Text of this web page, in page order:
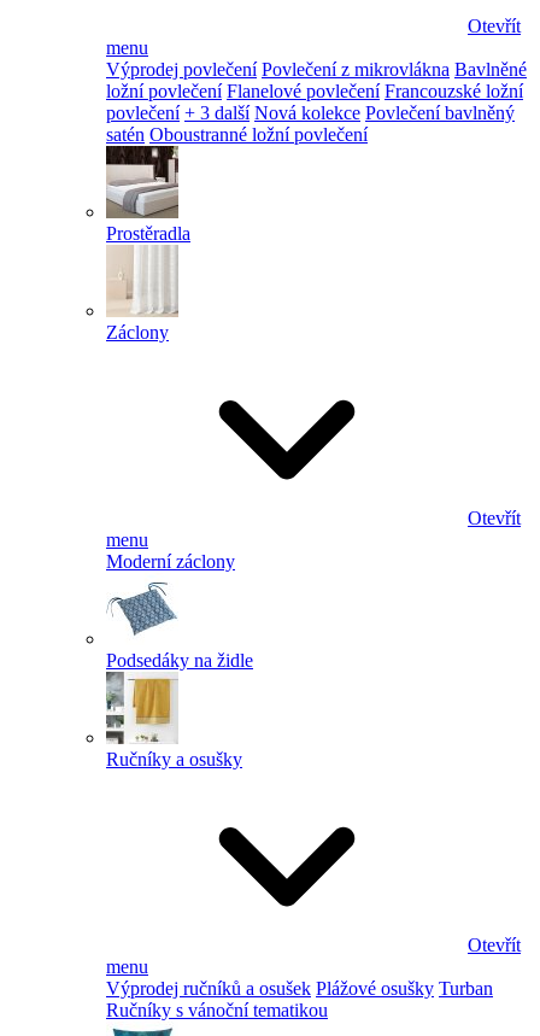
Otevřít
menu
Výprodej povlečení Povlečení z mikrovlákna Bavlněné
ložní povlečení Flanelové povlečení Francouzské ložní
povlečení + 3 další Nová kolekce Povlečení bavlněný
satén Oboustranné ložní povlečení
Prostěradla
Záclony
Otevřít
menu
Moderní záclony
Podsedáky na židle
Ručníky a osušky
Otevřít
menu
Výprodej ručníků a osušek Plážové osušky Turban
Ručníky s vánoční tematikou